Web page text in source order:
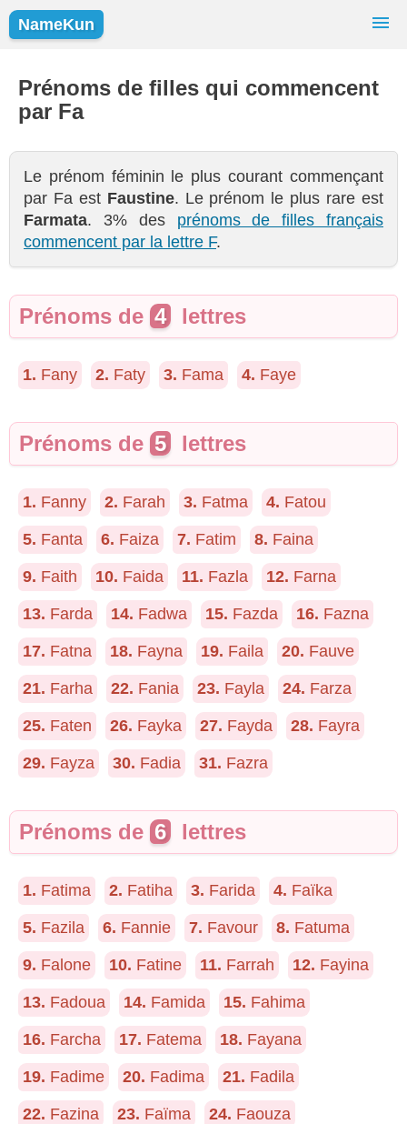
NameKun
Prénoms Populaires
Prénoms de filles qui commencent
par Fa
Le prénom féminin le plus courant commençant
par Fa est Faustine. Le prénom le plus rare est
Farmata. 3% des prénoms de filles français
commencent par la lettre F.
Prénoms de 4 lettres
1. Fany 2. Faty 3. Fama 4. Faye
Prénoms de 5 lettres
1. Fanny 2. Farah 3. Fatma 4. Fatou
5. Fanta 6. Faiza 7. Fatim 8. Faina
9. Faith 10. Faida 11. Fazla 12. Farna
13. Farda 14. Fadwa 15. Fazda 16. Fazna
17. Fatna 18. Fayna 19. Faila 20. Fauve
21. Farha 22. Fania 23. Fayla 24. Farza
25. Faten 26. Fayka 27. Fayda 28. Fayra
29. Fayza 30. Fadia 31. Fazra
Prénoms de 6 lettres
1. Fatima 2. Fatiha 3. Farida 4. Faïka
5. Fazila 6. Fannie 7. Favour 8. Fatuma
9. Falone 10. Fatine 11. Farrah 12. Fayina
13. Fadoua 14. Famida 15. Fahima
16. Farcha 17. Fatema 18. Fayana
19. Fadime 20. Fadima 21. Fadila
22. Fazina 23. Faïma 24. Faouza